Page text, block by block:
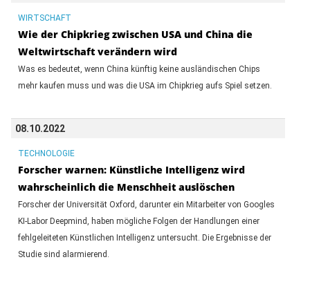
WIRTSCHAFT
Wie der Chipkrieg zwischen USA und China die
Weltwirtschaft verändern wird
Was es bedeutet, wenn China künftig keine ausländischen Chips
mehr kaufen muss und was die USA im Chipkrieg aufs Spiel setzen.
08.10.2022
TECHNOLOGIE
Forscher warnen: Künstliche Intelligenz wird
wahrscheinlich die Menschheit auslöschen
Forscher der Universität Oxford, darunter ein Mitarbeiter von Googles
KI-Labor Deepmind, haben mögliche Folgen der Handlungen einer
fehlgeleiteten Künstlichen Intelligenz untersucht. Die Ergebnisse der
Studie sind alarmierend.